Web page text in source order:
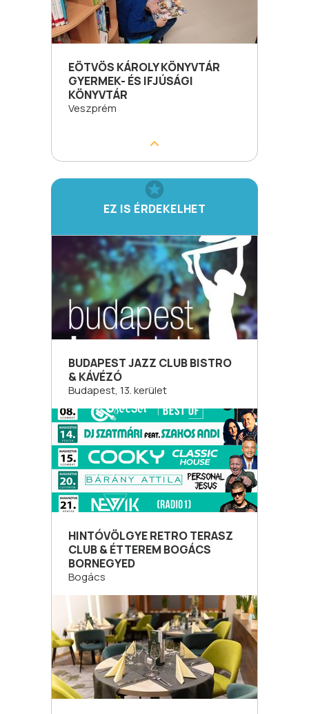
EÖTVÖS KÁROLY KÖNYVTÁR
GYERMEK- ÉS IFJÚSÁGI
KÖNYVTÁR
Veszprém
EZ IS ÉRDEKELHET
BUDAPEST JAZZ CLUB BISTRO
& KÁVÉZÓ
Budapest, 13. kerület
HINTÓVÖLGYE RETRO TERASZ
CLUB & ÉTTEREM BOGÁCS
BORNEGYED
Bogács